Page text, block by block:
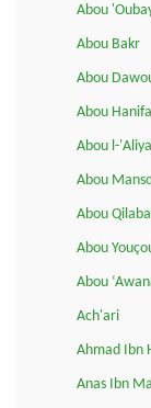
Abou
Abou Bakr
Abou
Abou
Abou l-
Abou
Abou
Abou
Abou
Ach'ari
Ahmad Ibn
Anas Ibn